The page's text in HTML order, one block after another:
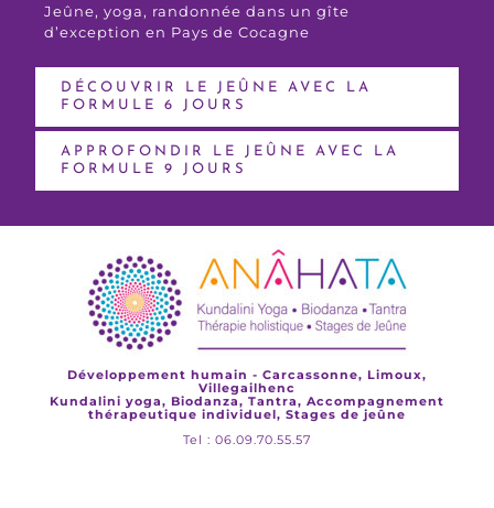
Jeûne, yoga, randonnée dans un gîte
d’exception en Pays de Cocagne
DÉCOUVRIR LE JEÛNE AVEC LA
FORMULE 6 JOURS
APPROFONDIR LE JEÛNE AVEC LA
FORMULE 9 JOURS
Développement humain - Carcassonne, Limoux,
Villegailhenc
Kundalini yoga, Biodanza, Tantra, Accompagnement
thérapeutique individuel, Stages de jeûne
Tel : 06.09.70.55.57